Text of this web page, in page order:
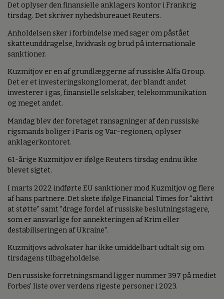
Det oplyser den finansielle anklagers kontor i Frankrig
tirsdag. Det skriver nyhedsbureauet Reuters.
Anholdelsen sker i forbindelse med sager om påstået
skatteunddragelse, hvidvask og brud på internationale
sanktioner.
Kuzmitjov er en af grundlæggerne af russiske Alfa Group.
Det er et investeringskonglomerat, der blandt andet
investerer i gas, finansielle selskaber, telekommunikation
og meget andet.
Mandag blev der foretaget ransagninger af den russiske
rigsmands boliger i Paris og Var-regionen, oplyser
anklagerkontoret.
61-årige Kuzmitjov er ifølge Reuters tirsdag endnu ikke
blevet sigtet.
I marts 2022 indførte EU sanktioner mod Kuzmitjov og flere
af hans partnere. Det skete ifølge Financial Times for "aktivt
at støtte" samt "drage fordel af russiske beslutningstagere,
som er ansvarlige for annekteringen af Krim eller
destabiliseringen af Ukraine".
Kuzmitjovs advokater har ikke umiddelbart udtalt sig om
tirsdagens tilbageholdelse.
Den russiske forretningsmand ligger nummer 397 på mediet
Forbes' liste over verdens rigeste personer i 2023.